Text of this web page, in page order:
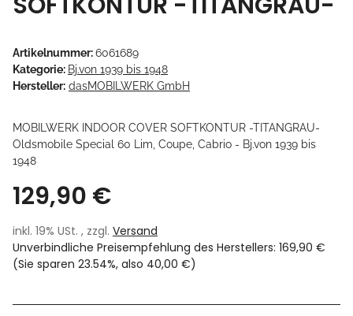
Artikelnummer:6061689
Kategorie: Bj.von 1939 bis 1948
Hersteller: dasMOBILWERK GmbH
MOBILWERK INDOOR COVER SOFTKONTUR -TITANGRAU-
Oldsmobile Special 60 Lim, Coupe, Cabrio - Bj.von 1939 bis
1948
129,90 €
inkl. 19% USt. , zzgl. Versand
Unverbindliche Preisempfehlung des Herstellers: 169,90 €
(Sie sparen 23.54%, also 40,00 €)